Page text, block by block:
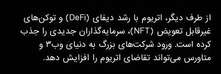
از طرف دیگر، اتریوم با رشد دیفای (DeFi) و توکن‌های
غیرقابل تعویض (NFT)، سرمایه‌گذاران جدیدی را جذب
کرده است. ورود شرکت‌های بزرگ به دنیای وب۳ و
متاورس می‌تواند تقاضای اتریوم را افزایش دهد.